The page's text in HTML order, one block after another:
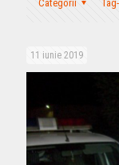
Categorii
11 iunie 2019